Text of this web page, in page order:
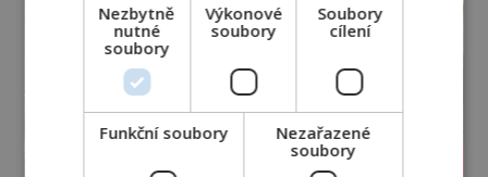
Nezbytně
nutné
soubory
Výkonové
soubory
Soubory
cílení
Funkční soubory
Nezařazené
soubory